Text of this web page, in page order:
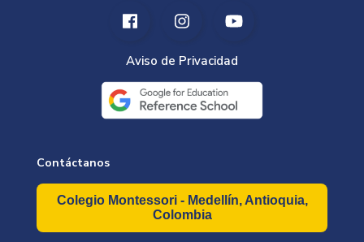
Aviso de Privacidad
Contáctanos
Colegio Montessori - Medellín, Antioquia,
Colombia